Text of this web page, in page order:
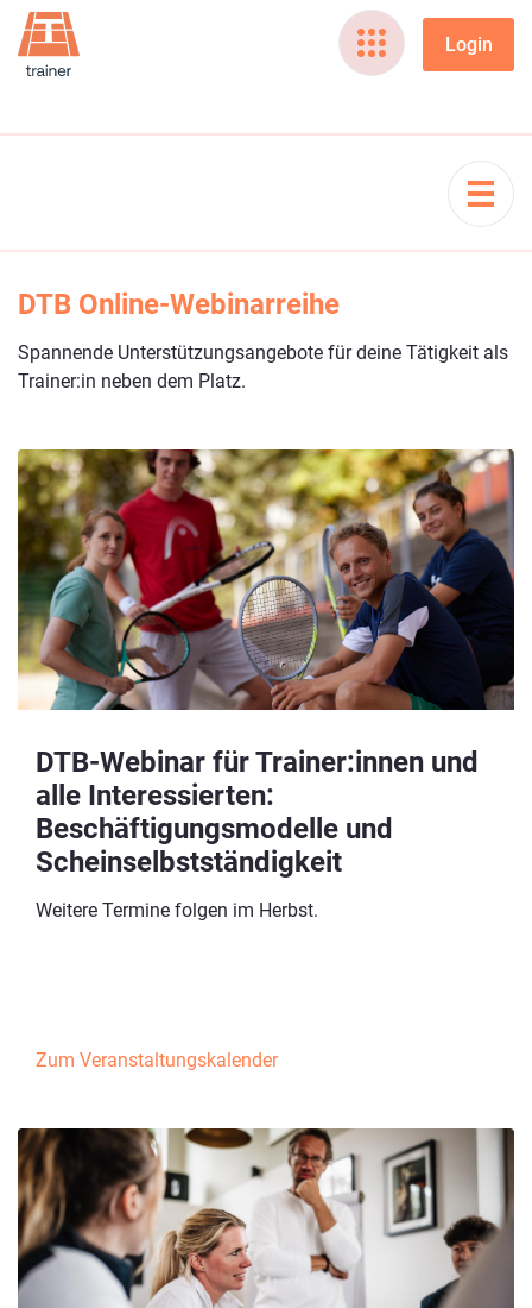
DTB Online-Webinarreihe
Spannende Unterstützungsangebote für deine Tätigkeit als
Trainer:in neben dem Platz.
DTB-Webinar für Trainer:innen und
alle Interessierten:
Beschäftigungsmodelle und
Scheinselbstständigkeit
Weitere Termine folgen im Herbst.
Zum Veranstaltungskalender